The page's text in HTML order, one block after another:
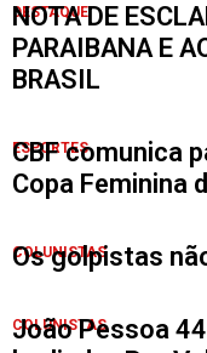
DESTAQUE
NOTA DE
PARAIBANA E
BRASIL
ESPORTES
CBF comunica
Copa Feminina
COLUNISTAS
Os golpistas
COLUNISTAS
João Pessoa